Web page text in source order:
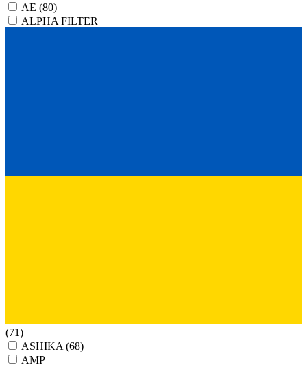
AE (80)
ALPHA FILTER
(71)
ASHIKA (68)
AMP